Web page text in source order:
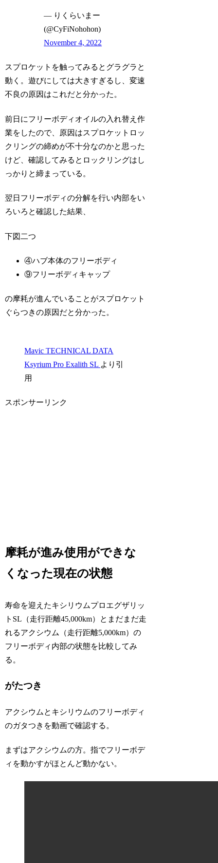
— りくらいまー
(@CyFiNohohon)
November 4, 2022
スプロケットを触ってみるとグラグラと
動く。遊びにしては大きすぎるし、変速
不良の原因はこれだと分かった。
前日にフリーボディオイルの入れ替え作
業をしたので、原因はスプロケットロッ
クリングの締めが不十分なのかと思った
けど、確認してみるとロックリングはし
っかりと締まっている。
翌日フリーボディの分解を行い内部をい
ろいろと確認した結果、
下図二つ
④ハブ本体のフリーボディ
⑨フリーボディキャップ
の摩耗が進んでいることがスプロケット
ぐらつきの原因だと分かった。
Mavic TECHNICAL DATA
Ksyrium Pro Exalith SL より引
用
スポンサーリンク
摩耗が進み使用ができな
くなった現在の状態
寿命を迎えたキシリウムプロエグザリッ
トSL（走行距離45,000km）とまだまだ走
れるアクシウム（走行距離5,000km）の
フリーボディ内部の状態を比較してみ
る。
がたつき
アクシウムとキシリウムのフリーボディ
のガタつきを動画で確認する。
まずはアクシウムの方。指でフリーボデ
ィを動かすがほとんど動かない。